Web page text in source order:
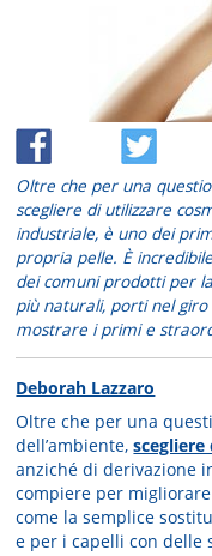
Oltre che per una
scegliere di utilizzare
industriale, è uno dei
propria pelle. È
dei comuni prodotti per
più naturali, porti nel
mostrare i primi e
Deborah Lazzaro
Oltre che per una
dell’ambiente,
anziché di derivazione
compiere per
come la semplice
e per i capelli con